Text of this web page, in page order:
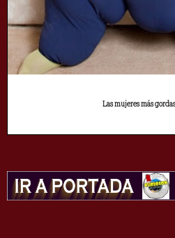
Las mujeres más